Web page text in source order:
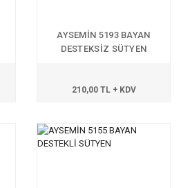
AYSEMİN 5193 BAYAN
DESTEKSİZ SÜTYEN
210,00 TL + KDV